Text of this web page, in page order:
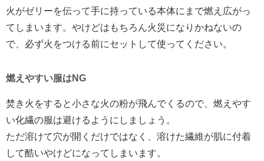
火がゼリーを伝って手に持っている本体にまで燃え広がっ
てしまいます。やけどはもちろん火災になりかねないの
で、必ず火をつける前にセットして使ってください。
燃えやすい服はNG
焚き火をすると小さな火の粉が飛んでくるので、燃えやす
い化繊の服は避けるようにしましょう。
ただ溶けて穴が開くだけではなく、溶けた繊維が肌に付着
して酷いやけどになってしまいます。